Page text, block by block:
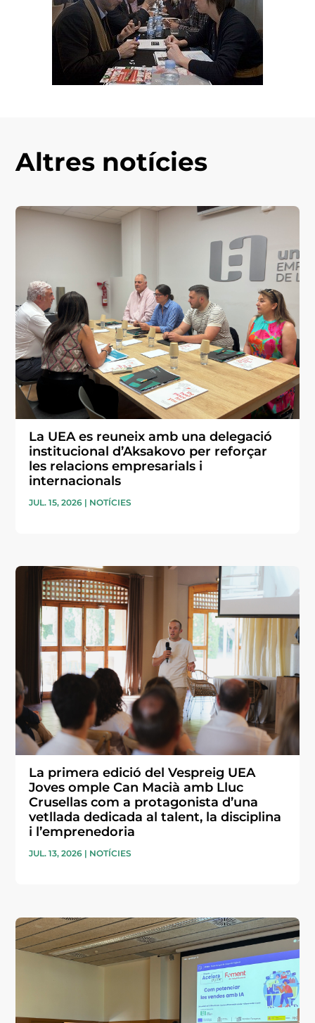
Altres notícies
La UEA es reuneix amb una delegació
institucional d’Aksakovo per reforçar
les relacions empresarials i
internacionals
JUL. 15, 2026 | NOTÍCIES
La primera edició del Vespreig UEA
Joves omple Can Macià amb Lluc
Crusellas com a protagonista d’una
vetllada dedicada al talent, la disciplina
i l’emprenedoria
JUL. 13, 2026 | NOTÍCIES